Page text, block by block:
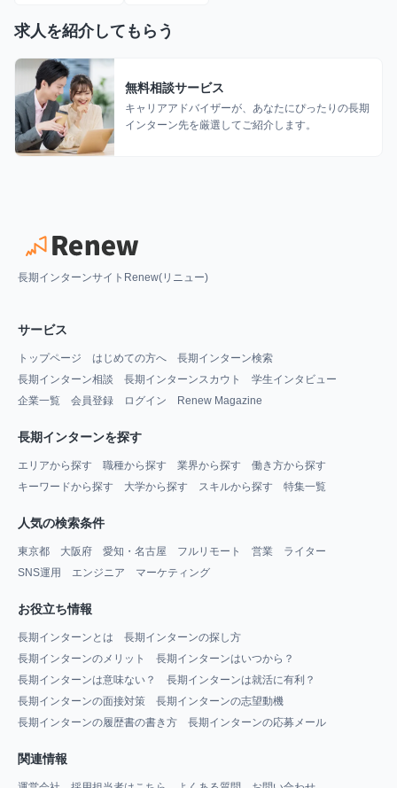
求人を紹介してもらう
無料相談サービス
キャリアアドバイザーが、あなたにぴったりの長期
インターン先を厳選してご紹介します。
長期インターンサイトRenew(リニュー)
サービス
トップページ はじめての方へ
長期インターン検索
長期インターン相談
長期インターンスカウト
学生インタビュー
企業一覧
会員登録 ログイン Renew Magazine
長期インターンを探す
エリアから探す 職種から探す 業界から探す
働き方から探す
キーワードから探す
大学から探す スキルから探す 特集一覧
人気の検索条件
東京都 大阪府 愛知・名古屋 フルリモート 営業
ライター
SNS運用
エンジニア マーケティング
お役立ち情報
長期インターンとは
長期インターンの探し方
長期インターンのメリット
長期インターンはいつから？
長期インターンは意味ない？
長期インターンは就活に有利？
長期インターンの面接対策
長期インターンの志望動機
長期インターンの履歴書の書き方
長期インターンの応募メール
関連情報